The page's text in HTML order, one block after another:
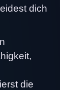
dich
die